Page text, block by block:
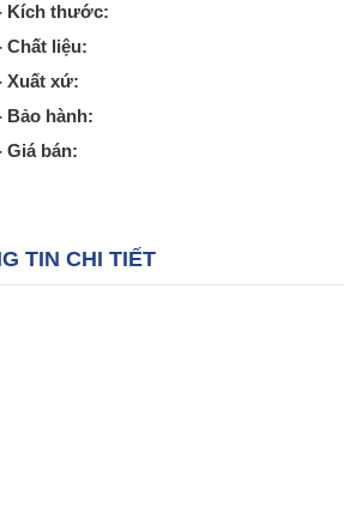
Kích thước:
Chất liệu:
Xuất xứ:
Bảo hành:
Giá bán:
TIN CHI TIẾT